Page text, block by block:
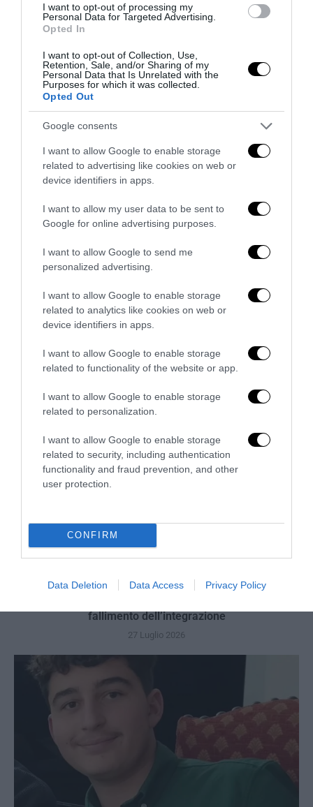
I want to opt-out of processing my
Personal Data for Targeted Advertising.
Opted In
I want to opt-out of Collection, Use,
Retention, Sale, and/or Sharing of my
Personal Data that Is Unrelated with the
Purposes for which it was collected.
Opted Out
Google consents
I want to allow Google to enable storage
related to advertising like cookies on web or
device identifiers in apps.
I want to allow my user data to be sent to
Google for online advertising purposes.
I want to allow Google to send me
personalized advertising.
I want to allow Google to enable storage
related to analytics like cookies on web or
device identifiers in apps.
I want to allow Google to enable storage
related to functionality of the website or app.
I want to allow Google to enable storage
related to personalization.
I want to allow Google to enable storage
related to security, including authentication
functionality and fraud prevention, and other
user protection.
CONFIRM
Data Deletion Data Access Privacy Policy
Il grande inganno dell’immigrazione: l’Italia ha bisogno
di più idee, non di più braccia
Larenzia: la ritorsione ideologica della Prefettura
27 Luglio 2026
fallimento dell’integrazione
27 Luglio 2026